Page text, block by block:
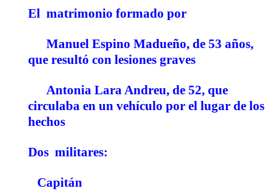
El matrimonio formado por
Manuel Espino Madueño, de 53 años,
que resultó con lesiones graves
Antonia Lara Andreu, de 52, que
circulaba en un vehículo por el lugar de los
hechos
Dos militares:
Capitán